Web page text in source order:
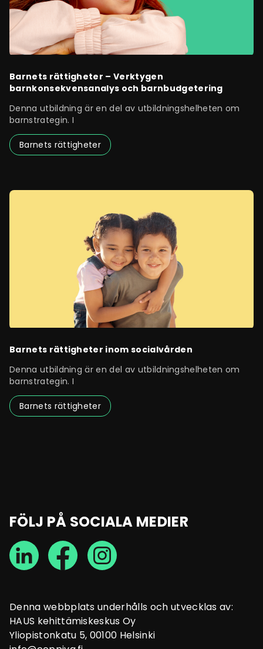
Barnets rättigheter – Verktygen
barnkonsekvensanalys och barnbudgetering
Denna utbildning är en del av utbildningshelheten om
barnstrategin. I
Barnets rättigheter
Barnets rättigheter inom socialvården
Denna utbildning är en del av utbildningshelheten om
barnstrategin. I
Barnets rättigheter
FÖLJ PÅ SOCIALA MEDIER
Denna webbplats underhålls och utvecklas av:
HAUS kehittämiskeskus Oy
Yliopistonkatu 5, 00100 Helsinki